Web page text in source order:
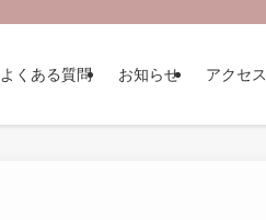
よくある質問 お知らせ アクセス